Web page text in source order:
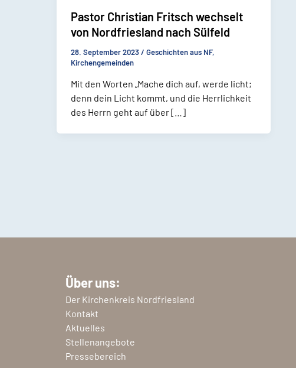
Pastor Christian Fritsch wechselt
von Nordfriesland nach Sülfeld
28. September 2023/ Geschichten aus NF,
Kirchengemeinden
Mit den Worten „Mache dich auf, werde licht;
denn dein Licht kommt, und die Herrlichkeit
des Herrn geht auf über […]
Über uns:
Der Kirchenkreis Nordfriesland
Kontakt
Aktuelles
Stellenangebote
Pressebereich